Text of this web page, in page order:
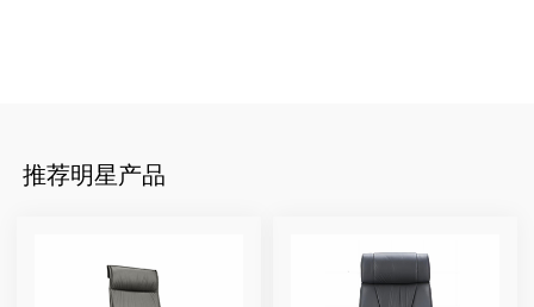
推荐明星产品